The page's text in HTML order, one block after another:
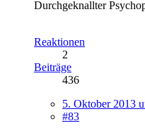
Durchgeknallter
Reaktionen
2
Beiträge
436
5. Oktober 2013
#83